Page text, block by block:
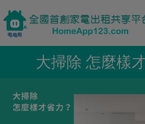
大掃除 怎麼樣